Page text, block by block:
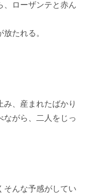
ローザンテと赤ん
たれる。
、産まれたばかり
ながら、二人をじっ
そんな予感がしてい